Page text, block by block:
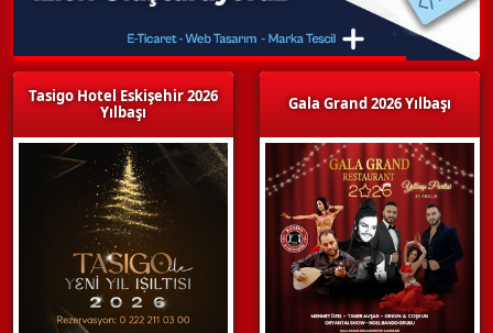
Tasigo Hotel Eskişehir 2026
Yılbaşı
Gala Grand 2026 Yılbaşı